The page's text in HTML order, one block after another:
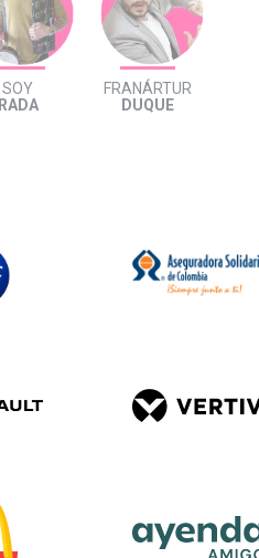
SOY
RADA
FRANÁRTUR
DUQUE